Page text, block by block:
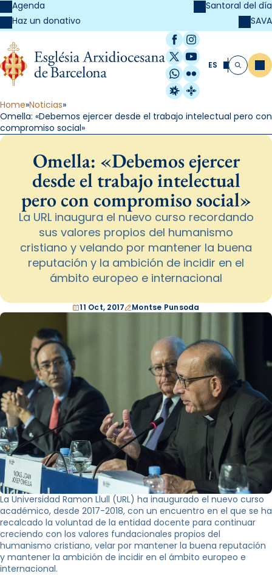
Agenda
Haz un donativo
Santoral del día
SAVA
Facebook
Instagram
X / Twitter
YouTube
WhatsApp
Flickr
Radio Estel
Catalunya
ES Buscar
Home Noticias
Omella: «Debemos ejercer desde el trabajo intelectual pero con
compromiso social»
Omella: «Debemos ejercer
desde el trabajo intelectual
pero con compromiso social»
La URL inaugura el nuevo curso recordando
sus valores propios del humanismo
cristiano y velando por mantener la buena
reputación y la ambición de incidir en el
ámbito europeo e internacional
11 Oct, 2017 Montse Punsoda
La Universidad Ramon Llull (URL) ha inaugurado el nuevo curso
académico, desde 2017-2018, con un encuentro en el que se ha
recalcado la voluntad de la entidad docente para continuar
creciendo con los valores fundacionales propios del
humanismo cristiano, velar por mantener la buena reputación
y mantener la ambición de incidir en el ámbito europeo e
internacional.